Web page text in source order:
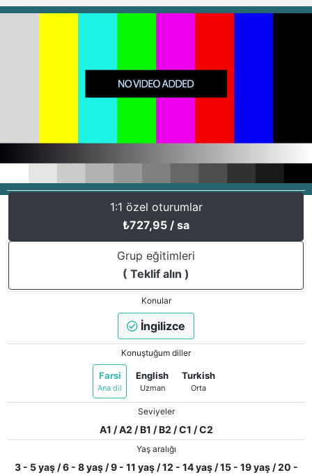
1:1 özel oturumlar
₺727,95 / sa
Grup eğitimleri
( Teklif alın )
Konular
İngilizce
Konuştuğum diller
Farsi
Ana dil
English
Uzman
Turkish
Orta
Seviyeler
A1 / A2 / B1 / B2 / C1 / C2
Yaş aralığı
3 - 5 yaş / 6 - 8 yaş / 9 - 11 yaş / 12 - 14 yaş / 15 - 19 yaş / 20 -